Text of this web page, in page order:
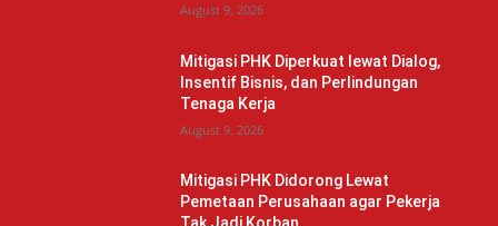
August 9, 2026
Mitigasi PHK Diperkuat lewat Dialog,
Insentif Bisnis, dan Perlindungan
Tenaga Kerja
August 9, 2026
Mitigasi PHK Didorong Lewat
Pemetaan Perusahaan agar Pekerja